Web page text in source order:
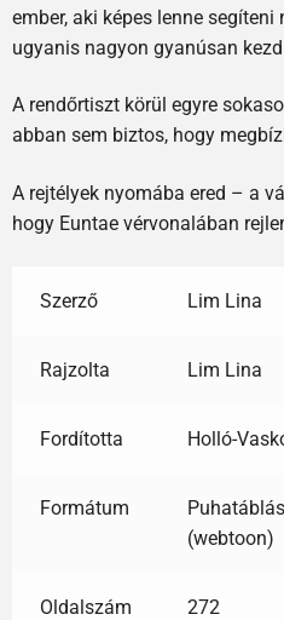
ember, aki képes lenne segíteni
ugyanis nagyon gyanúsan
A rendőrtiszt körül egyre
abban sem biztos, hogy
A rejtélyek nyomába ered – a
hogy Euntae vérvonalában
Szerző Lim Lina
Rajzolta Lim Lina
Fordította Holló-
Formátum
(webtoon)
Oldalszám 272